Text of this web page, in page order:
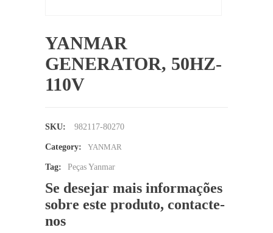
YANMAR
GENERATOR, 50HZ-
110V
SKU: 982117-80270
Category: YANMAR
Tag: Peças Yanmar
Se desejar mais informações
sobre este produto, contacte-
nos